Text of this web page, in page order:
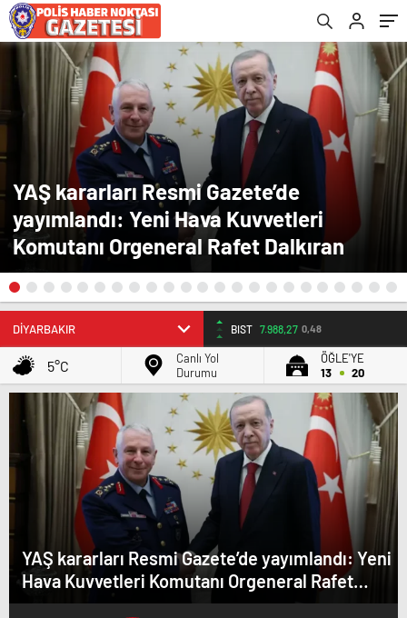
YAŞ kararları Resmi Gazete’de
yayımlandı: Yeni Hava Kuvvetleri
Komutanı Orgeneral Rafet Dalkıran
BIST 7.988,27 0,48
5°C
Canlı Yol
Durumu
ÖĞLE'YE
13
20
YAŞ kararları Resmi Gazete’de yayımlandı: Yeni
Hava Kuvvetleri Komutanı Orgeneral Rafet
Dalkıran